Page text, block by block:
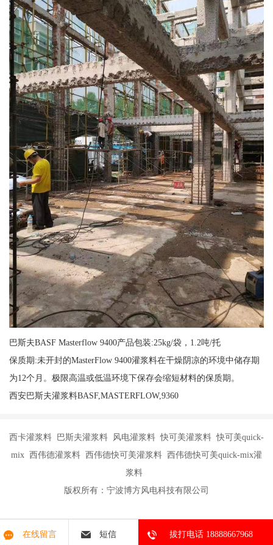
巴斯夫BASF Masterflow 9400产品包装:25kg/袋，1.2吨/托
保质期:未开封的MasterFlow 9400灌浆料在干燥阴凉的环境中储存期
为12个月。极限高温或低温环境下保存会缩短材料的保质期。
西安巴斯夫灌浆料BASF,MASTERFLOW,9360
西卡灌浆料 巴斯夫灌浆料 风电灌浆料 快可美灌浆料 快可美quick-
mix 西伟德灌浆料 西伟德快可美灌浆料 西伟德快可美quick-mix灌
浆料
版权所有：宁波博方风电科技有限公司
在线留言 短信 拔打电话 18888667968